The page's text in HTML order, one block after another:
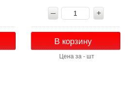
В корзину
Цена за - шт